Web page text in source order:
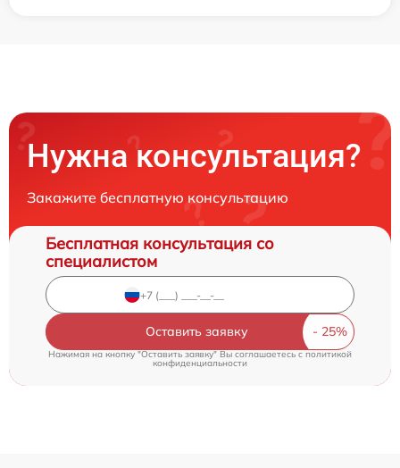
Нужна консультация?
Закажите бесплатную консультацию
Бесплатная консультация со
специалистом
Оставить заявку
Нажимая на кнопку "Оставить заявку" Вы соглашаетесь cполитикой
конфиденциальности